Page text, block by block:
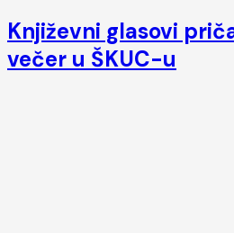
Književni glasovi
večer u ŠKUC-u